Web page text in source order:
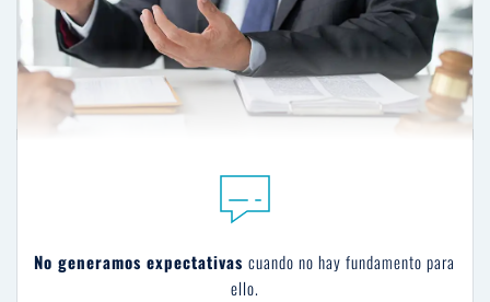
No generamos expectativas cuando no hay fundamento para
ello.